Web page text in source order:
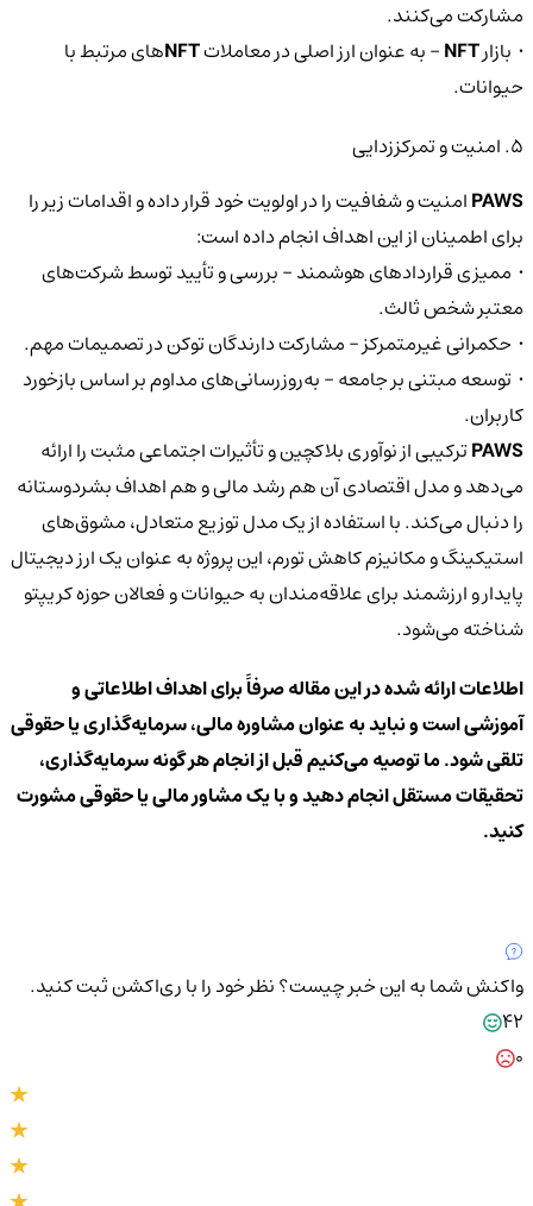
مشارکت می‌کنند.
• بازارNFT– به عنوان ارز اصلی در معاملاتNFT‌های مرتبط با
حیوانات.
۵. امنیت و تمرکززدایی
PAWSامنیت و شفافیت را در اولویت خود قرار داده و اقدامات زیر را
برای اطمینان از این اهداف انجام داده است:
• ممیزی قراردادهای هوشمند – بررسی و تأیید توسط شرکت‌های
معتبر شخص ثالث.
• حکمرانی غیرمتمرکز – مشارکت دارندگان توکن در تصمیمات مهم.
• توسعه مبتنی بر جامعه – به‌روزرسانی‌های مداوم بر اساس بازخورد
کاربران.
PAWSترکیبی از نوآوری بلاکچین و تأثیرات اجتماعی مثبت را ارائه
می‌دهد و مدل اقتصادی آن هم رشد مالی و هم اهداف بشردوستانه
را دنبال می‌کند. با استفاده از یک مدل توزیع متعادل، مشوق‌های
استیکینگ و مکانیزم کاهش تورم، این پروژه به عنوان یک ارز دیجیتال
پایدار و ارزشمند برای علاقه‌مندان به حیوانات و فعالان حوزه کریپتو
شناخته می‌شود.
اطلاعات ارائه شده در این مقاله صرفاً برای اهداف اطلاعاتی و
آموزشی است و نباید به عنوان مشاوره مالی، سرمایه‌گذاری یا حقوقی
تلقی شود. ما توصیه می‌کنیم قبل از انجام هر گونه سرمایه‌گذاری،
تحقیقات مستقل انجام دهید و با یک مشاور مالی یا حقوقی مشورت
کنید.
واکنش شما به این خبر چیست؟نظر خود را با ری‌اکشن ثبت کنید.
42